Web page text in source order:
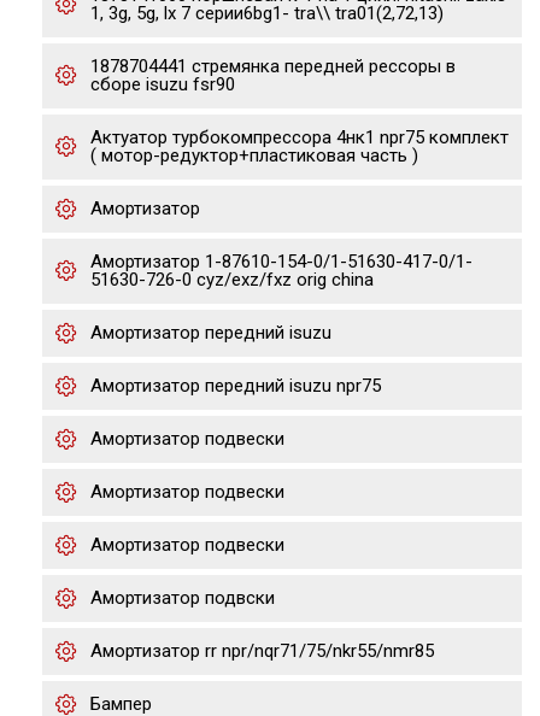
1, 3g, 5g, lx 7 серии6bg1- tra\\ tra01(2,72,13)
1878704441 стремянка передней рессоры в
сборе isuzu fsr90
Актуатор турбокомпрессора 4нк1 npr75 комплект
( мотор-редуктор+пластиковая часть )
Амортизатор
Амортизатор 1-87610-154-0/1-51630-417-0/1-
51630-726-0 cyz/exz/fxz orig china
Амортизатор передний isuzu
Амортизатор передний isuzu npr75
Амортизатор подвески
Амортизатор подвески
Амортизатор подвески
Амортизатор подвски
Амортизатор rr npr/nqr71/75/nkr55/nmr85
Бампер